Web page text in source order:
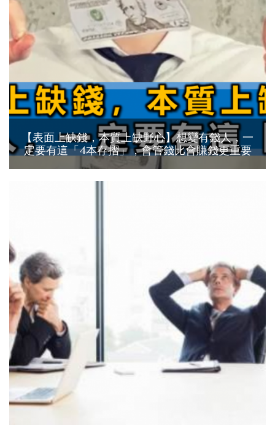
【表面上缺錢，本質上缺野心】想變有錢人，一
定要有這「4本存摺」，會管錢比會賺錢更重要